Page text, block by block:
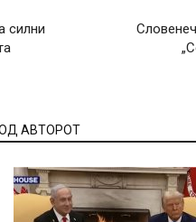
силни
АВТОРОТ